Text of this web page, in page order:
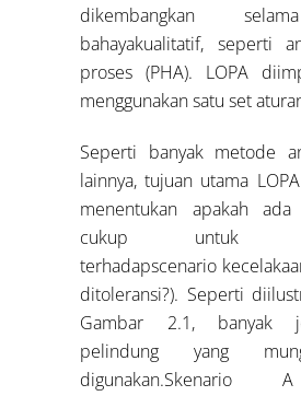
dikembangkan
bahayakualitatif, seperti
proses (PHA). LOPA
menggunakan satu set
Seperti banyak metode
lainnya, tujuan utama
menentukan apakah
cukup untuk
terhadapscenario
ditoleransi?). Seperti
Gambar 2.1, banyak
pelindung yang
digunakan.Skenario